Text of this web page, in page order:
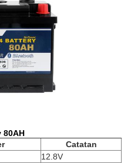
80AH
Catatan
12.8V